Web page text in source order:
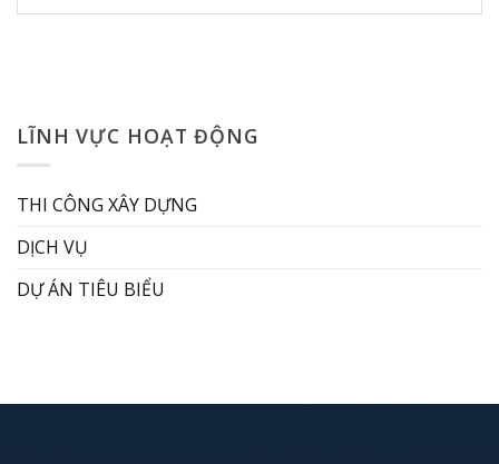
LĨNH VỰC HOẠT ĐỘNG
THI CÔNG XÂY DỰNG
DỊCH VỤ
DỰ ÁN TIÊU BIỂU